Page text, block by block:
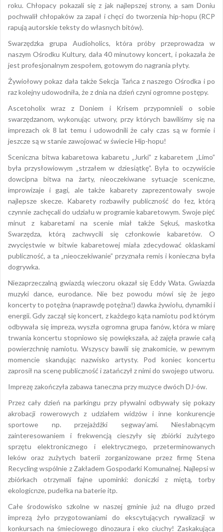
roku. Chłopacy pokazali się z jak najlepszej strony, a sam Doniu
pochwalił chłopaków za zapał i chęci do tworzenia hip-hopu (RCP
rapują autorskie teksty do własnych bitów).
Swarzędzka grupa Audioholics, która próby przeprowadza w
naszym Ośrodku Kultury, dała 40 minutowy koncert, i pokazała że
jest profesjonalnym zespołem, gotowym do nagrania płyty.
Żywiołowy pokaz dała także Sekcja Tańca z naszego Ośrodka i po
raz kolejny udowodniła, że z dnia na dzień czyni ogromne postępy.
Ascetoholix wraz z Doniem i Krisem przypomnieli o sobie
swarzędzanom, wykonując utwory, przy których bawiliśmy się na
imprezach ok 8 lat temu i udowodnili że cały czas są w formie i
jeszcze są w stanie zawojować w świecie Hip-hopu!
Sceniczna bitwa kabaretowa kabaretu „Jurki” z kabaretem „Limo”
była przysłowiowym „strzałem w dziesiątkę”. Była to oczywiście
dowcipna bitwa na żarty, nieoczekiwane sytuacje sceniczne,
improwizaje i gagi, ale także kabarety zaprezentowały swoje
najlepsze skecze. Kabarety rozbawiły publiczność do łez, którą
czynnie zachęcali do udziału w programie kabaretowym. Swoje pięć
minut z kabaretami na scenie miał także Sękuś, maskotka
Swarzędza, którą zachwycili się członkowie kabaretów. O
zwycięstwie w bitwie kabaretowej miała zdecydować oklaskami
publiczność, a ta „nieoczekiwanie” przyznała remis i konieczna była
dogrywka.
Niezaprzeczalną gwiazdą wieczoru okazał się Eddy Wata. Gwiazda
muzyki dance, eurodance. Nie bez powodu mówi się że jego
koncerty to potężna (naprawdę potężna!) dawka żywiołu, dynamiki i
energii. Gdy zaczął się koncert, z każdego kąta namiotu pod którym
odbywała się impreza, wyszła ogromna grupa fanów, która w miarę
trwania koncertu stopniowo się powiększała, aż zajęła prawie całą
powierzchnię namiotu. Wszyscy bawili się znakomicie, w pewnym
momencie skandując nazwisko artysty. Pod koniec koncertu
zaprosił na scenę publiczność i zatańczył z nimi do swojego utworu.
Imprezę zakończyła zabawa taneczna przy muzyce dwóch DJ-ów.
Przez cały dzień na parkingu przy pływalni odbywały się pokazy
akrobacji rowerowych z udziałem widzów i inne konkurencje
sportowe np. przejażdżki segway’ami. Niesłabnącym
zainteresowaniem i frekwencją cieszyły się zbiórki zużytego
sprzętu elektronicznego i elektrycznego, przeterminowanych
leków oraz zużytych baterii zorganizowane przez firmę Stena
Recycling wspólnie z Zakładem Gospodarki Komunalnej. Najlepsi w
zbiórkach otrzymali fajne upominki: doniczki z miętą, torby
ekologicnze, pudełka na baterie itp.
Całe środowisko szkolne w naszej gminie już na długo przed
imprezą żyło przygotowaniami do ekscytujących rywalizacji w
konkursach na śmieciowego dinozaura i eko ciuchy! Zaskakująca